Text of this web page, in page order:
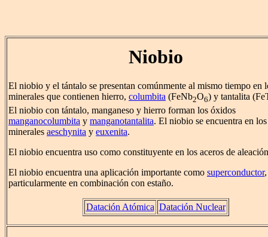
Niobio
El niobio y el tántalo se presentan comúnmente al mismo tiempo en
minerales que contienen hierro, columbita (FeNb2O6) y tantalita
El niobio con tántalo, manganeso y hierro forman los óxidos
manganocolumbita y manganotantalita. El niobio se encuentra en los
minerales aeschynita y euxenita.
El niobio encuentra uso como constituyente en los aceros de
El niobio encuentra una aplicación importante como superconductor,
particularmente en combinación con estaño.
Datación Atómica Datación Nuclear